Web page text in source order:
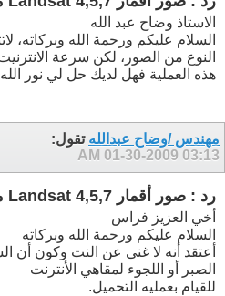
الاستاذ وضاح عبد الله
السلام عليكم ورحمة الله وبركاته،
النوع من الصور، لكن سرعة
هذه العملية فهل لديك حل لي نور
مهندس /وضاح عبدالله تقول:
01-30-2009 03:13 AM
رد : صور أقمار Landsat 4,5,7 مجانا للتنزيل ولأي سنة
أخي العزيز فراس
السلام عليكم ورحمة الله وبركاته
أعتقد أنه لا غنى عن النت وكون أن
الصبر أو اللجوء لمقاهي الأنترنت
للقيام بعمليه التحميل.